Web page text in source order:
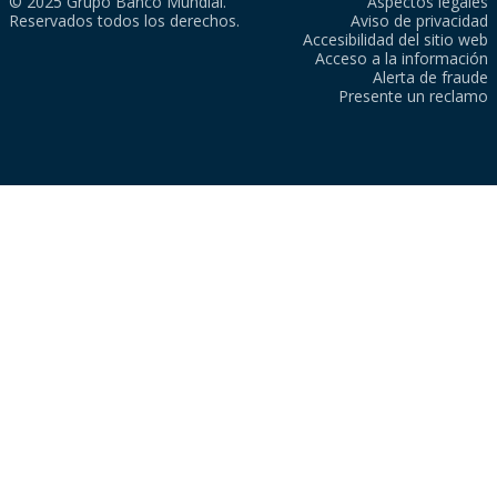
Reservados todos los derechos.
Aviso de privacidad
Accesibilidad del sitio web
Acceso a la información
Alerta de fraude
Presente un reclamo